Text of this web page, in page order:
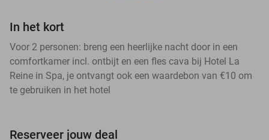
In het kort
Voor 2 personen: breng een heerlijke nacht door in een
comfortkamer incl. ontbijt en een fles cava bij Hotel La
Reine in Spa, je ontvangt ook een waardebon van €10 om
te gebruiken in het hotel
Reserveer jouw deal